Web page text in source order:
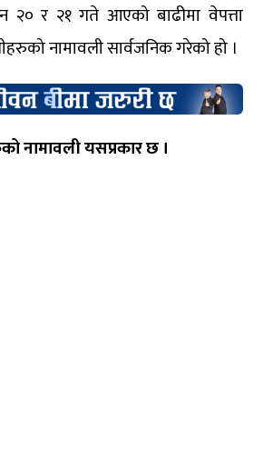
२० र २१ गते आएको बाढीमा वेपत्ता
नामावली सार्वजनिक गरेको हो ।
नामावली यसप्रकार छ ।